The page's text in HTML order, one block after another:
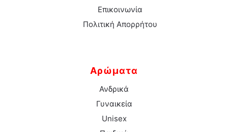
Επικοινωνία
Πολιτική Απορρήτου
Αρώματα
Ανδρικά
Γυναικεία
Unisex